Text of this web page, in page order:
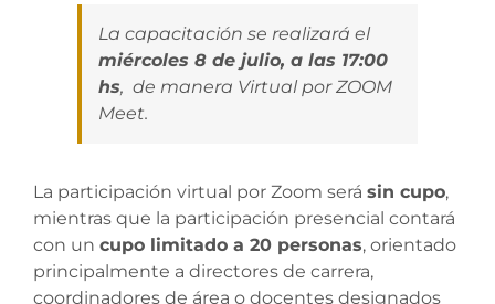
La capacitación se realizará el
miércoles 8 de julio, a las 17:00
hs, de manera Virtual por ZOOM
Meet.
La participación virtual por Zoom será sin cupo,
mientras que la participación presencial contará
con un cupo limitado a 20 personas, orientado
principalmente a directores de carrera,
coordinadores de área o docentes designados